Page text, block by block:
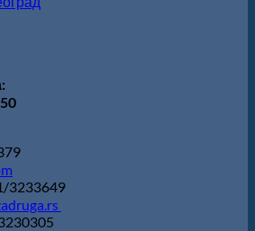
3233649